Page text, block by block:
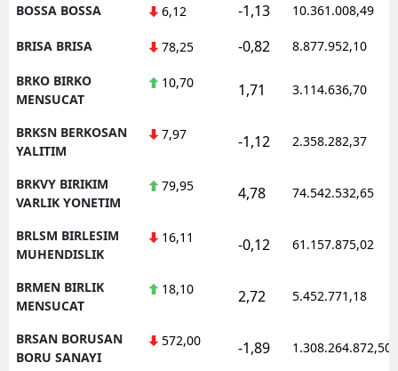
BOSSA BOSSA 6,12 -1,13 10.361.008,49
BRISA BRISA 78,25 -0,82 8.877.952,10
BRKO BIRKO
MENSUCAT
10,70 1,71 3.114.636,70
BRKSN BERKOSAN
YALITIM
7,97 -1,12 2.358.282,37
BRKVY BIRIKIM
VARLIK YONETIM
79,95 4,78 74.542.532,65
BRLSM BIRLESIM
MUHENDISLIK
16,11 -0,12 61.157.875,02
BRMEN BIRLIK
MENSUCAT
18,10 2,72 5.452.771,18
BRSAN BORUSAN
BORU SANAYI
572,00 -1,89 1.308.264.872,50